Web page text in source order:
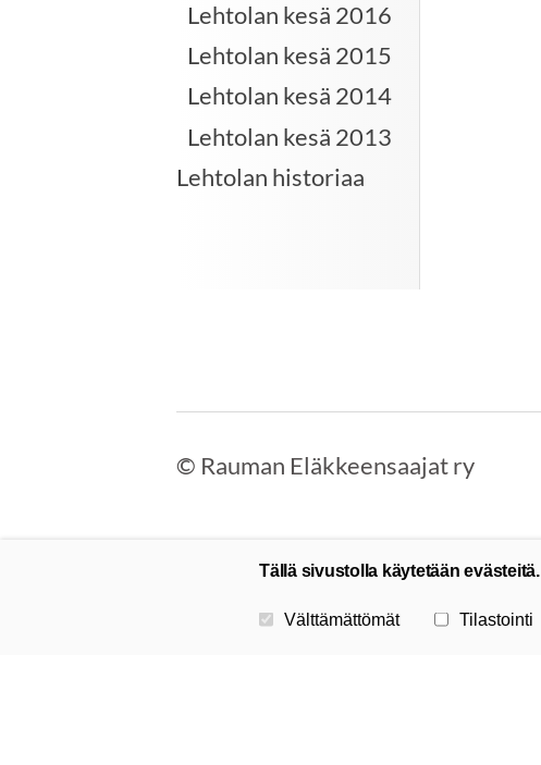
Lehtolan kesä 2016
Lehtolan kesä 2015
Lehtolan kesä 2014
Lehtolan kesä 2013
Lehtolan historiaa
© Rauman Eläkkeensaajat ry
Tällä sivustolla käytetään evästeitä.
Valitse käytettävät evästeet
Välttämättömät Tilastointi